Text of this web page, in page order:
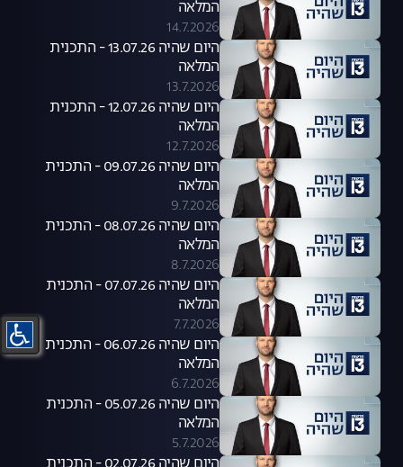
המלאה
14.7.2026
היום שהיה 13.07.26 - התכנית
המלאה
13.7.2026
היום שהיה 12.07.26 - התכנית
המלאה
12.7.2026
היום שהיה 09.07.26 - התכנית
המלאה
9.7.2026
היום שהיה 08.07.26 - התכנית
המלאה
8.7.2026
היום שהיה 07.07.26 - התכנית
המלאה
7.7.2026
היום שהיה 06.07.26 - התכנית
המלאה
6.7.2026
היום שהיה 05.07.26 - התכנית
המלאה
5.7.2026